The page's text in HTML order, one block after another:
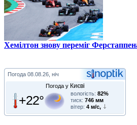
Хемілтон знову переміг
Погода 08.08.26, ніч
Погода у Києві
+22° вологість: 82%
тиск: 746 мм
вітер: 4 м/с,